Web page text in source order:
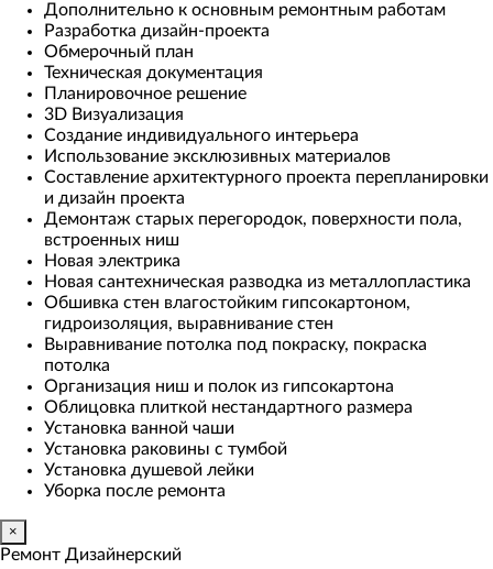
Дополнительно к основным ремонтным работам
Разработка дизайн-проекта
Обмерочный план
Техническая документация
Планировочное решение
3D Визуализация
Создание индивидуального интерьера
Использование эксклюзивных материалов
Составление архитектурного проекта перепланировки
и дизайн проекта
Демонтаж старых перегородок, поверхности пола,
встроенных ниш
Новая электрика
Новая сантехническая разводка из металлопластика
Обшивка стен влагостойким гипсокартоном,
гидроизоляция, выравнивание стен
Выравнивание потолка под покраску, покраска
потолка
Организация ниш и полок из гипсокартона
Облицовка плиткой нестандартного размера
Установка ванной чаши
Установка раковины с тумбой
Установка душевой лейки
Уборка после ремонта
×
Ремонт Дизайнерский